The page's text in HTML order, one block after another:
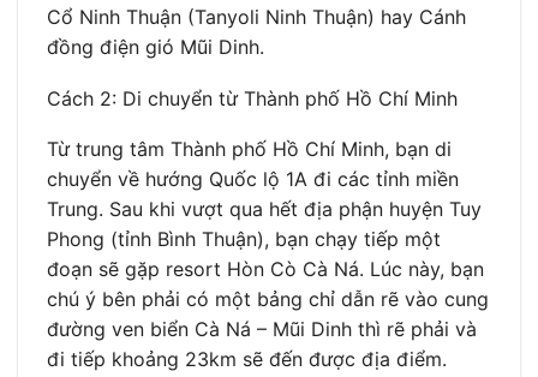
Cổ Ninh Thuận (Tanyoli Ninh Thuận) hay Cánh
đồng điện gió Mũi Dinh.
Cách 2: Di chuyển từ Thành phố Hồ Chí Minh
Từ trung tâm Thành phố Hồ Chí Minh, bạn di
chuyển về hướng Quốc lộ 1A đi các tỉnh miền
Trung. Sau khi vượt qua hết địa phận huyện Tuy
Phong (tỉnh Bình Thuận), bạn chạy tiếp một
đoạn sẽ gặp resort Hòn Cò Cà Ná. Lúc này, bạn
chú ý bên phải có một bảng chỉ dẫn rẽ vào cung
đường ven biển Cà Ná – Mũi Dinh thì rẽ phải và
đi tiếp khoảng 23km sẽ đến được địa điểm.